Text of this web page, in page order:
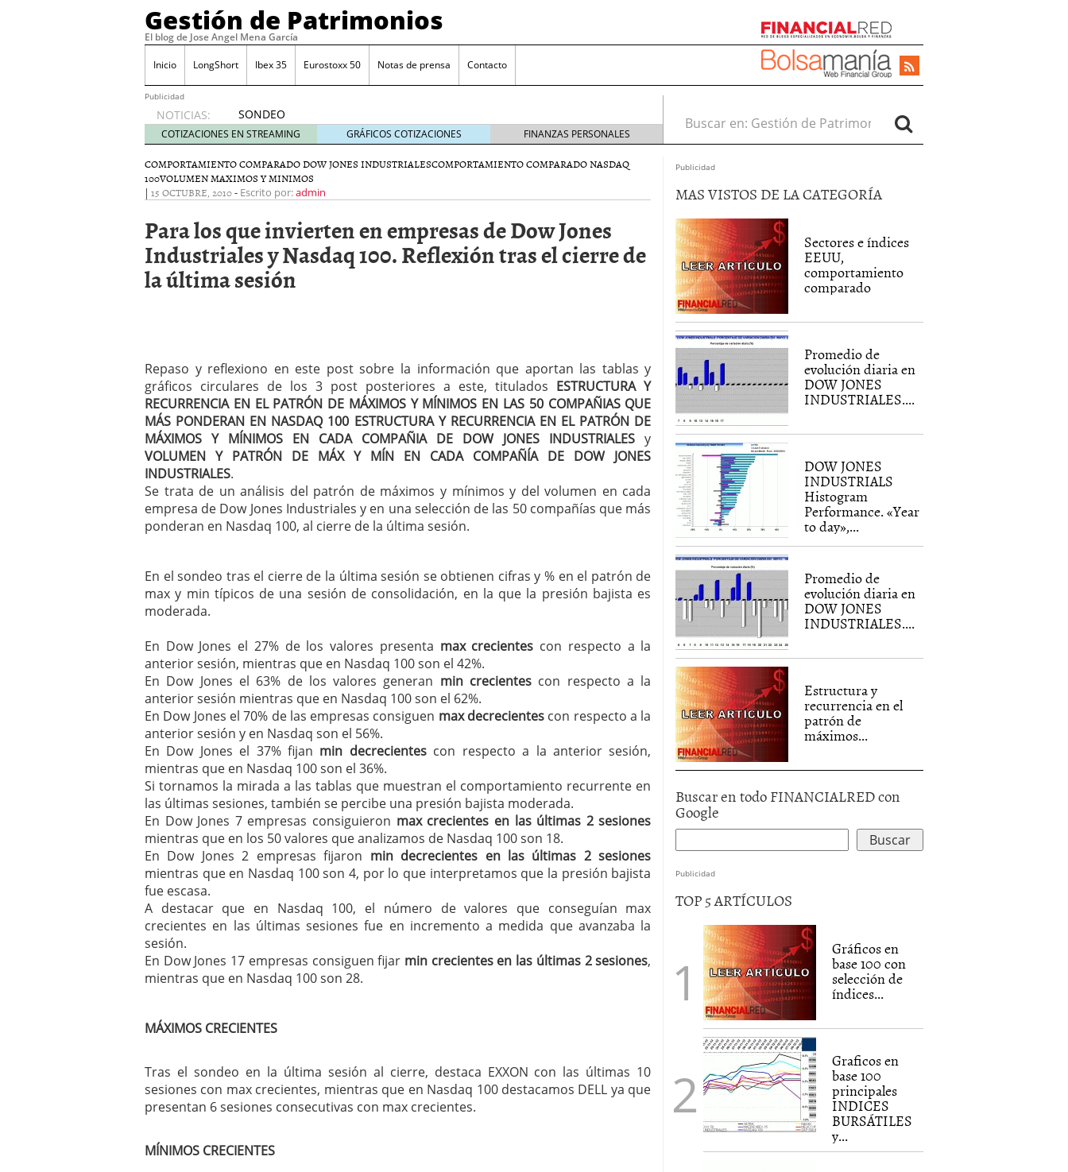
Gestión de Patrimonios
El blog de Jose Angel Mena García
Inicio LongShort Ibex 35 Eurostoxx 50 Notas de prensa Contacto
Publicidad
NOTICIAS:
SONDEO
IBEX35.
ACCESO
A LA
PLANTILLA
DE
LOS
VALORES
DE
IBEX35
mayo 29,
mayo 28, 2013
Catalejo sobre IBEX35. SISM?METROS. Prosiguen a la baja desde el 13/mayo
y a?n tienen recorrido adicional mayo 24, 2013
CATALEJO SOBRE IBEX35. TERMOMETROS. Aún con recorrido a la baja para
alcanzar la zona de sobreventa y entonces si se podría apostar por un
rebote interesante
COTIZACIONES EN STREAMING GRÁFICOS COTIZACIONES FINANZAS PERSONALES
Buscar en:
COMPORTAMIENTO COMPARADO DOW JONES INDUSTRIALESCOMPORTAMIENTO COMPARADO NASDAQ
100VOLUMEN MAXIMOS Y MINIMOS
| 15 OCTUBRE, 2010- Escrito por:admin
Para los que invierten en empresas de Dow Jones
Industriales y Nasdaq 100. Reflexión tras el cierre de
la última sesión
Repaso y reflexiono en este post sobre la información que aportan las tablas y
gráficos circulares de los 3 post posteriores a este, titulados ESTRUCTURA Y
RECURRENCIA EN EL PATRÓN DE MÁXIMOS Y MÍNIMOS EN LAS 50 COMPAÑIAS QUE
MÁS PONDERAN EN NASDAQ 100 ESTRUCTURA Y RECURRENCIA EN EL PATRÓN DE
MÁXIMOS Y MÍNIMOS EN CADA COMPAÑIA DE DOW JONES INDUSTRIALES y
VOLUMEN Y PATRÓN DE MÁX Y MÍN EN CADA COMPAÑÍA DE DOW JONES
INDUSTRIALES.
Se trata de un análisis del patrón de máximos y mínimos y del volumen en cada
empresa de Dow Jones Industriales y en una selección de las 50 compañías que más
ponderan en Nasdaq 100, al cierre de la última sesión.
En el sondeo tras el cierre de la última sesión se obtienen cifras y % en el patrón de
max y min típicos de una sesión de consolidación, en la que la presión bajista es
moderada.
En Dow Jones el 27% de los valores presenta max crecientes con respecto a la
anterior sesión, mientras que en Nasdaq 100 son el 42%.
En Dow Jones el 63% de los valores generan min crecientes con respecto a la
anterior sesión mientras que en Nasdaq 100 son el 62%.
En Dow Jones el 70% de las empresas consiguen max decrecientes con respecto a la
anterior sesión y en Nasdaq son el 56%.
En Dow Jones el 37% fijan min decrecientescon respecto a la anterior sesión,
mientras que en Nasdaq 100 son el 36%.
Si tornamos la mirada a las tablas que muestran el comportamiento recurrente en
las últimas sesiones, también se percibe una presión bajista moderada.
En Dow Jones 7 empresas consiguieron max crecientes en las últimas 2 sesiones
mientras que en los 50 valores que analizamos de Nasdaq 100 son 18.
En Dow Jones 2 empresas fijaron min decrecientes en las últimas 2 sesiones
mientras que en Nasdaq 100 son 4, por lo que interpretamos que la presión bajista
fue escasa.
A destacar que en Nasdaq 100, el número de valores que conseguían max
crecientes en las últimas sesiones fue en incremento a medida que avanzaba la
sesión.
En Dow Jones 17 empresas consiguen fijar min crecientes en las últimas 2 sesiones,
mientras que en Nasdaq 100 son 28.
MÁXIMOS CRECIENTES
Tras el sondeo en la última sesión al cierre, destaca EXXON con las últimas 10
sesiones con max crecientes, mientras que en Nasdaq 100 destacamos DELL ya que
presentan 6 sesiones consecutivas con max crecientes.
MÍNIMOS CRECIENTES
Publicidad
MAS VISTOS DE LA CATEGORÍA
Sectores e índices
EEUU,
comportamiento
comparado
Promedio de
evolución diaria en
DOW JONES
INDUSTRIALES....
DOW JONES
INDUSTRIALS
Histogram
Performance. «Year
to day»,...
Promedio de
evolución diaria en
DOW JONES
INDUSTRIALES....
Estructura y
recurrencia en el
patrón de
máximos...
Buscar en todo FINANCIALRED con
Google
Publicidad
TOP 5 ARTÍCULOS
Gráficos en
base 100 con
selección de
índices...
Graficos en
base 100
principales
INDICES
BURSÁTILES
y...